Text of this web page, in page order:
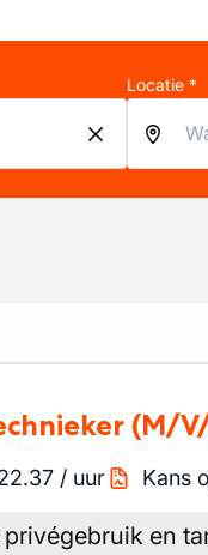
Locatie *
(M/
/ uur Kans
en